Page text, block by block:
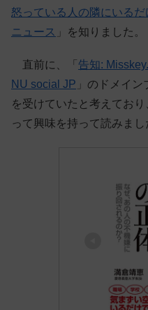
怒っている人の隣にいる
ニュース 」を知りました。
直前に、「 告知:
NU social JP 」のドメイ
を受けていたと考えてお
って興味を持って読みまし